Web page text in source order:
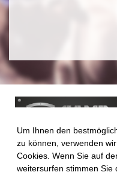
Um Ihnen den
zu können, verwenden
Cookies. Wenn Sie auf
weitersurfen stimmen Sie